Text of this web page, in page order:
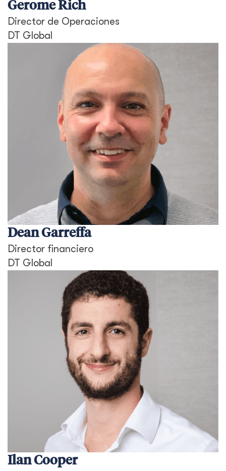
Gerome Rich
Director de Operaciones
DT Global
Dean Garreffa
Director financiero
DT Global
Ilan Cooper